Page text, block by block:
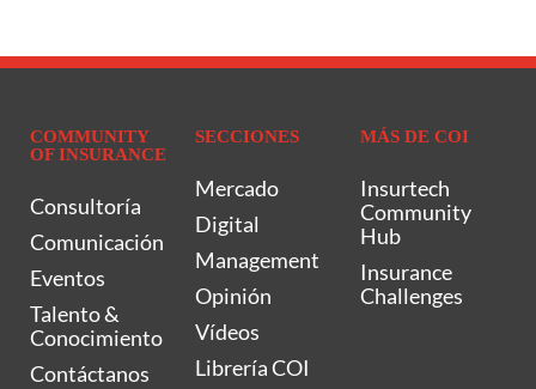
COMMUNITY
OF INSURANCE
Consultoría
Comunicación
Eventos
Talento &
Conocimiento
Contáctanos
SECCIONES
Mercado
Digital
Management
Opinión
Vídeos
Librería COI
MÁS DE COI
Insurtech
Community
Hub
Insurance
Challenges